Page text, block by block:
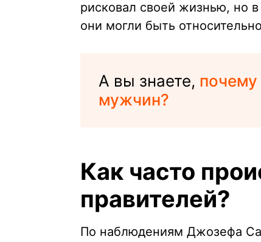
рисковал своей жизнью, но
они могли быть
А вы знаете,
мужчин?
Как часто
правителей?
По наблюдениям Джозефа